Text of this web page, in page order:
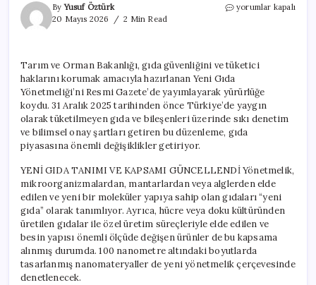
ByYusuf Öztürk
20 Mayıs 2026
2 Min Read
Yeni
ve
Ürünlerine
Kesin
Yasak
için
yorumlar kapalı
Tarım ve Orman Bakanlığı, gıda güvenliğini ve tüketici
haklarını korumak amacıyla hazırlanan Yeni Gıda
Yönetmeliği’ni Resmi Gazete’de yayımlayarak yürürlüğe
koydu. 31 Aralık 2025 tarihinden önce Türkiye’de yaygın
olarak tüketilmeyen gıda ve bileşenleri üzerinde sıkı denetim
ve bilimsel onay şartları getiren bu düzenleme, gıda
piyasasına önemli değişiklikler getiriyor.
YENİ GIDA TANIMI VE KAPSAMI GÜNCELLENDİ Yönetmelik,
mikroorganizmalardan, mantarlardan veya alglerden elde
edilen ve yeni bir moleküler yapıya sahip olan gıdaları “yeni
gıda” olarak tanımlıyor. Ayrıca, hücre veya doku kültüründen
üretilen gıdalar ile özel üretim süreçleriyle elde edilen ve
besin yapısı önemli ölçüde değişen ürünler de bu kapsama
alınmış durumda. 100 nanometre altındaki boyutlarda
tasarlanmış nanomateryaller de yeni yönetmelik çerçevesinde
denetlenecek.